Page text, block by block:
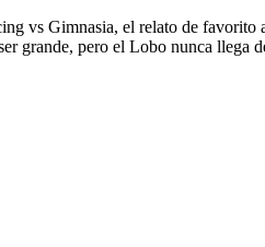
vs Gimnasia, el relato de
grande, pero el Lobo nunca llega